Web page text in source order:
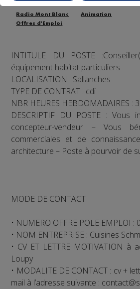
Radio Mont Blanc
Animation
Offres d'Emploi
INTITULE DU POSTE
équipement habitat particuliers
LOCALISATION : Sallanches
TYPE DE CONTRAT : cdi
NBR HEURES HEBDOMADAIRES :
DESCRIPTIF DU POSTE : Vous
concepteur-vendeur – Vous
commerciales et de
architecture – Poste à pourvoir de
MODE DE CONTACT
• NUMERO OFFRE POLE EMPLOI :
• NOM ENTREPRISE : Cuisines
• CV ET LETTRE MOTIVATION à
Loupy
• MODALITE DE CONTACT : cv +
mail à l’adresse suivante :